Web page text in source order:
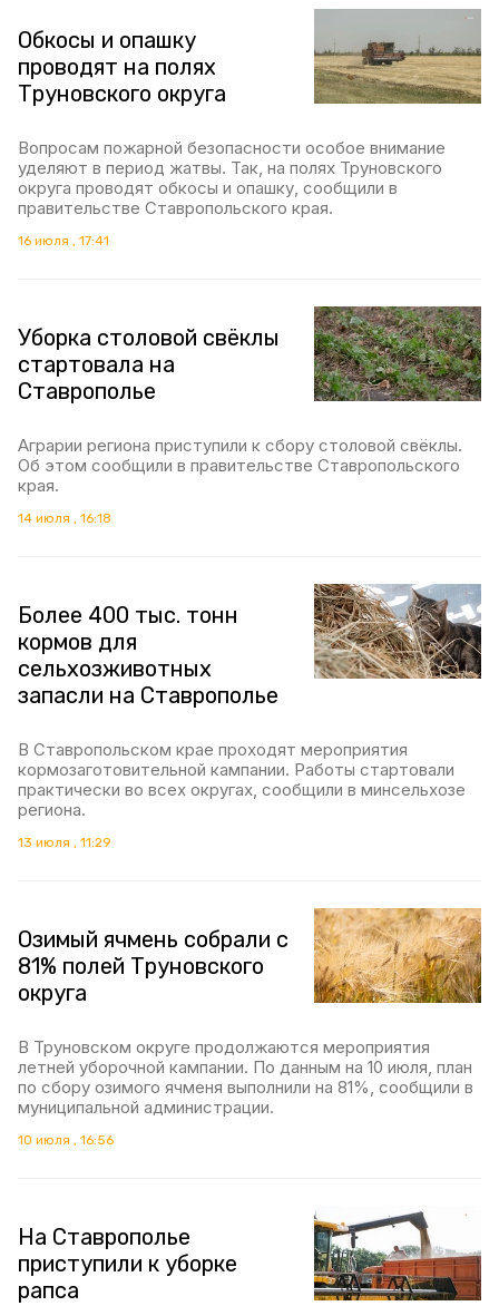
Обкосы и опашку
проводят на полях
Труновского округа
Вопросам пожарной безопасности особое внимание
уделяют в период жатвы. Так, на полях Труновского
округа проводят обкосы и опашку, сообщили в
правительстве Ставропольского края.
16 июля , 17:41
Уборка столовой свёклы
стартовала на
Ставрополье
Аграрии региона приступили к сбору столовой свёклы.
Об этом сообщили в правительстве Ставропольского
края.
14 июля , 16:18
Более 400 тыс. тонн
кормов для
сельхозживотных
запасли на Ставрополье
В Ставропольском крае проходят мероприятия
кормозаготовительной кампании. Работы стартовали
практически во всех округах, сообщили в минсельхозе
региона.
13 июля , 11:29
Озимый ячмень собрали с
81% полей Труновского
округа
В Труновском округе продолжаются мероприятия
летней уборочной кампании. По данным на 10 июля, план
по сбору озимого ячменя выполнили на 81%, сообщили в
муниципальной администрации.
10 июля , 16:56
На Ставрополье
приступили к уборке
рапса